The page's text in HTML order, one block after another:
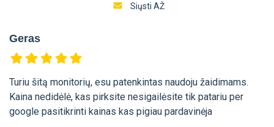
Siųsti AŽ
Geras
Turiu šitą monitorių, esu patenkintas naudoju žaidimams.
Kaina nedidėlė, kas pirksite nesigailėsite tik patariu per
google pasitikrinti kainas kas pigiau pardavinėja